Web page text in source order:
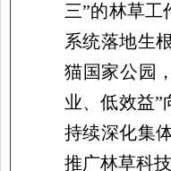
三”的林草工
系统落地生
猫国家公园
业、低效益”
持续深化集
推广林草科技